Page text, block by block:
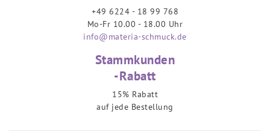
+49 6224 - 18 99 768
Mo-Fr 10.00 - 18.00 Uhr
info@materia-schmuck.de
Stammkunden
-Rabatt
15% Rabatt
auf jede Bestellung